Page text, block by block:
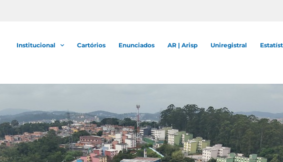
Institucional Cartórios Enunciados AR | Arisp Uniregistral